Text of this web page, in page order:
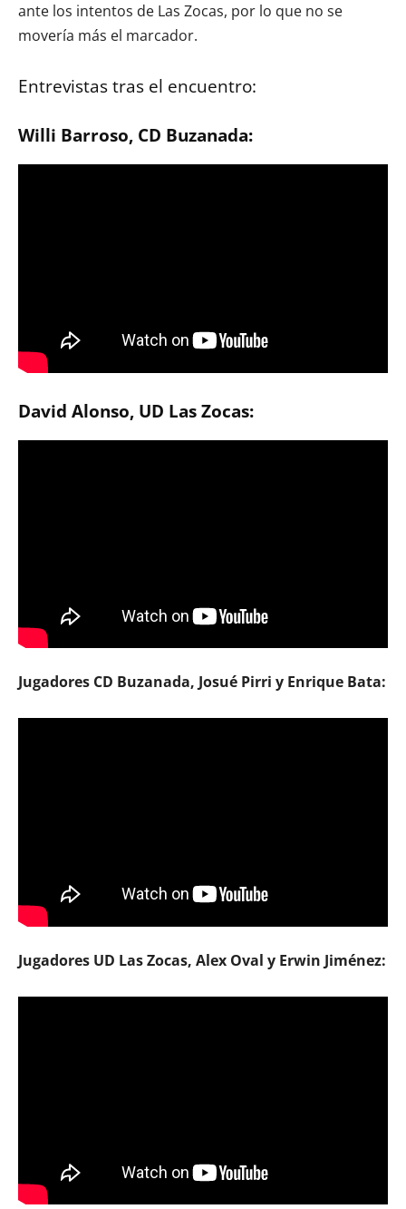
ante los intentos de Las Zocas, por lo que no se
movería más el marcador.
Entrevistas tras el encuentro:
Willi Barroso, CD Buzanada:
David Alonso, UD Las Zocas:
Jugadores CD Buzanada, Josué Pirri y Enrique Bata:
Jugadores UD Las Zocas, Alex Oval y Erwin Jiménez: